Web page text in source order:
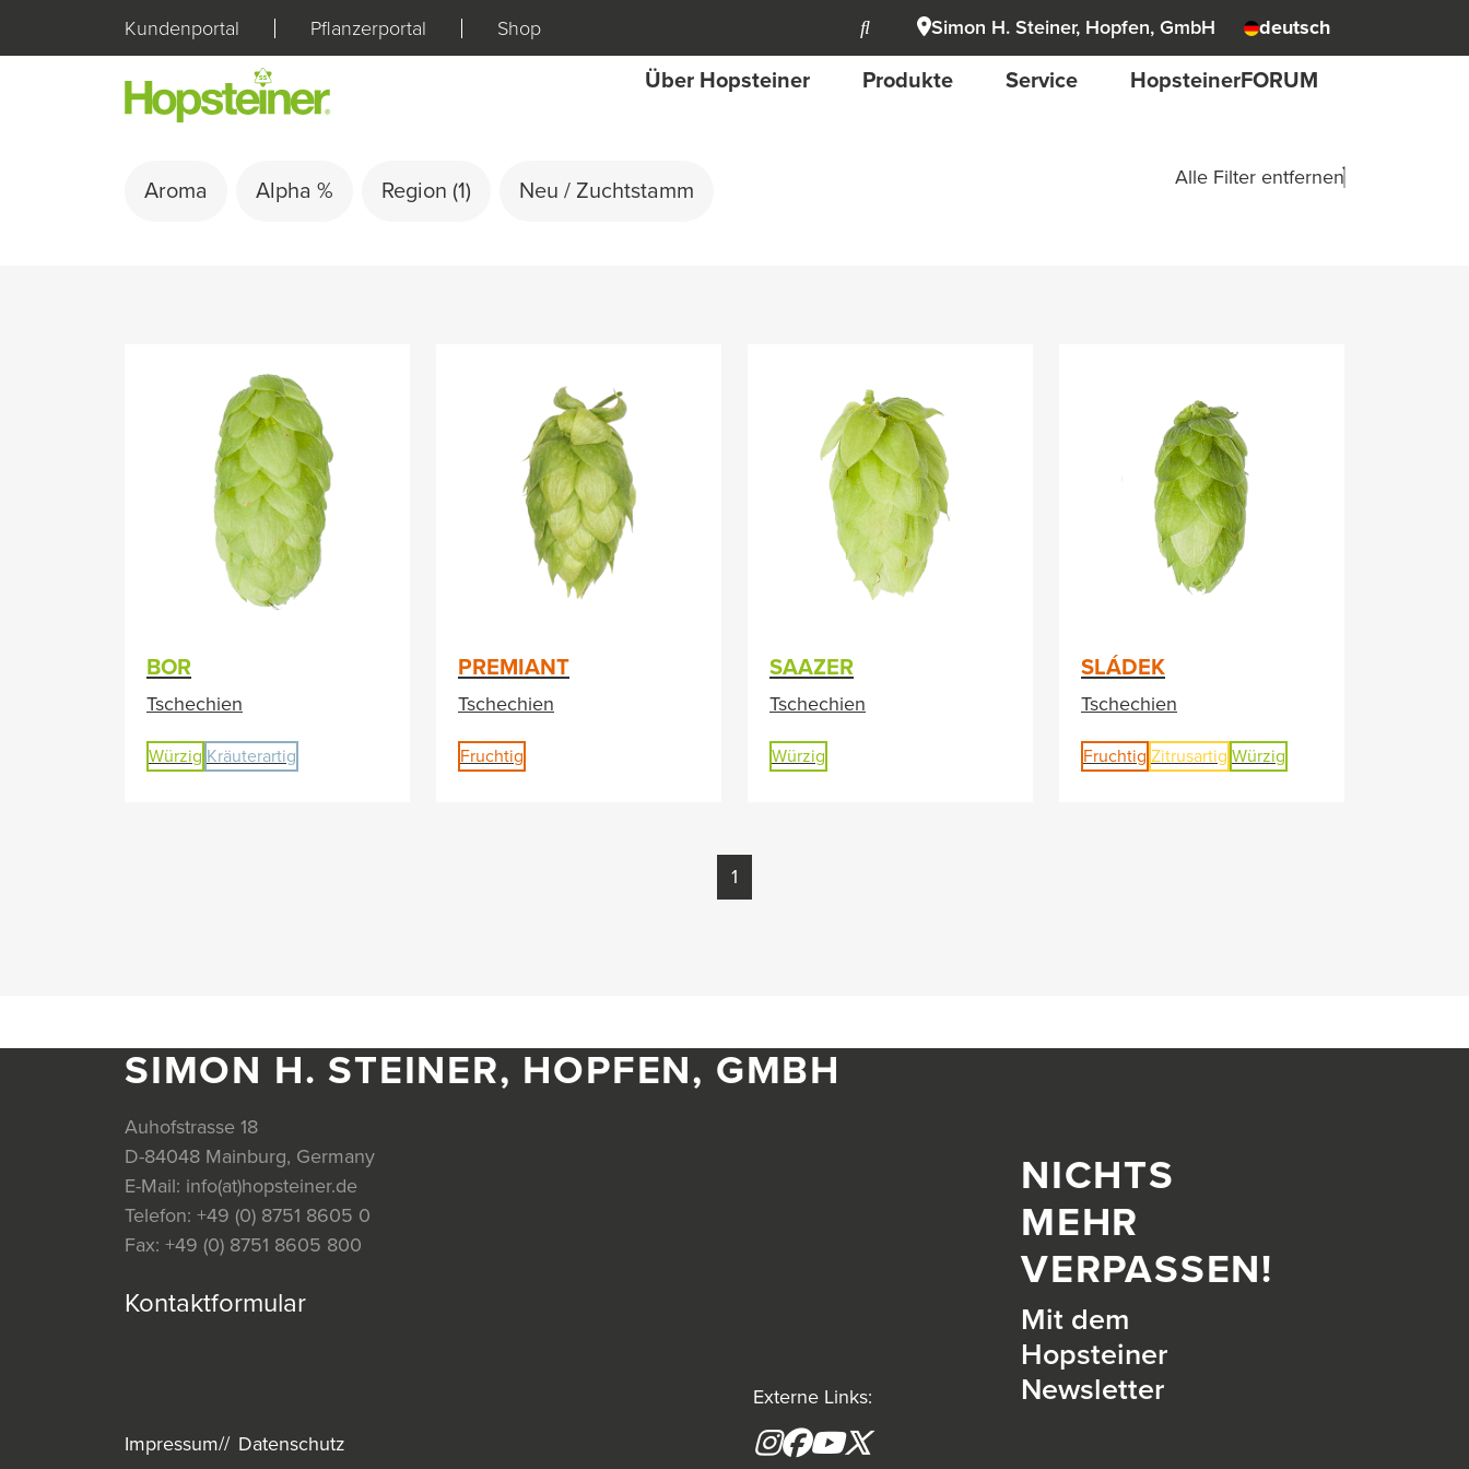
Kundenportal Pflanzerportal Shop Simon H. Steiner, Hopfen, GmbH deutsch
Über Hopsteiner Produkte Service HopsteinerFORUM
Aroma Alpha % Region (1) Neu / Zuchtstamm
Alle Filter entfernen
BOR
Tschechien
Würzig Kräuterartig
PREMIANT
Tschechien
Fruchtig
SAAZER
Tschechien
Würzig
SLÁDEK
Tschechien
Fruchtig Zitrusartig Würzig
1
SIMON H. STEINER, HOPFEN, GMBH
Auhofstrasse 18
D-84048 Mainburg, Germany
E-Mail: info(at)hopsteiner.de
Telefon: +49 (0) 8751 8605 0
Fax: +49 (0) 8751 8605 800
Kontaktformular
Externe Links:
Instagram
Facebook
YouTube
Impressum Datenschutz
NICHTS
MEHR
VERPASSEN!
Mit dem
Hopsteiner
Newsletter